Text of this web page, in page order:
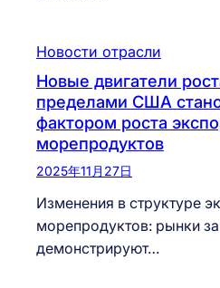
Новости отрасли
Новые двигатели
пределами США
фактором роста
морепродуктов
2025年11月27日
Изменения в структуре
морепродуктов: рынки
демонстрируют…